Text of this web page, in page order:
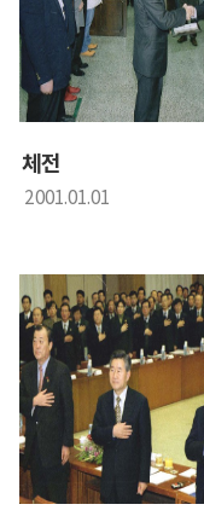
체전
2001.01.01